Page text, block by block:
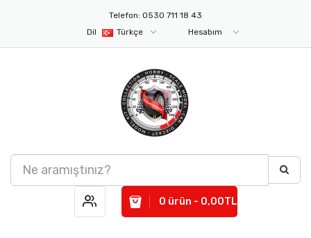
Telefon: 0530 711 18 43
Dil
Türkçe Hesabım
0 ürün - 0,00TL